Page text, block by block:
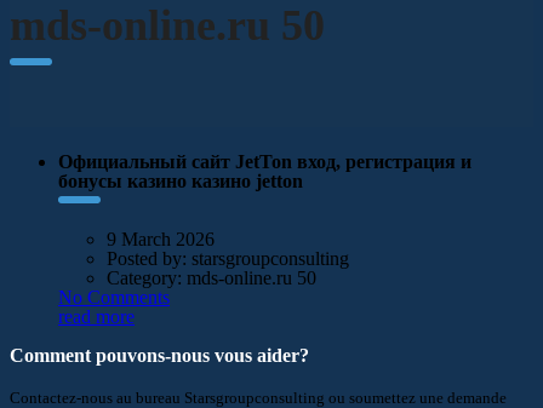
mds-online.ru 50
Официальный сайт JetTon вход, регистрация и
бонусы казино казино jetton
9 March 2026
Posted by: starsgroupconsulting
Category: mds-online.ru 50
No Comments
read more
Comment pouvons-nous vous aider?
Contactez-nous au bureau Starsgroupconsulting ou soumettez une demande